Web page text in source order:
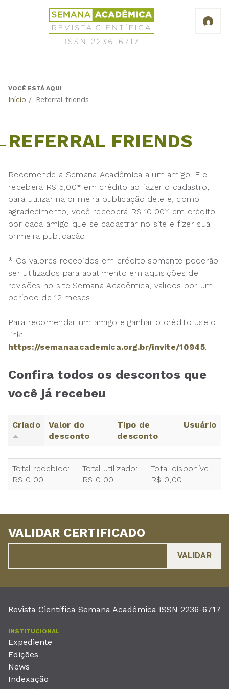
Revista
Científica
Semana
6717
Back
VOCÊ ESTÁ AQUI
Início / Referral friends
REFERRAL FRIENDS
Recomende a Semana Acadêmica a um amigo. Ele
receberá R$ 5,00* em crédito ao fazer o cadastro,
para utilizar na primeira publicação dele e, como
agradecimento, você receberá R$ 10,00* em crédito
por cada amigo que se cadastrar no site e fizer sua
primeira publicação.
* Os valores recebidos em crédito somente poderão
ser utilizados para abatimento em aquisições de
revisões no site Semana Acadêmica, válidos por um
período de 12 meses.
Para recomendar um amigo e ganhar o crédito use o
link:
https://semanaacademica.org.br/invite/10945.
Confira todos os descontos que
você já recebeu
Criado
Valor do
desconto
Tipo de
desconto
Usuário
Total recebido:
R$ 0,00
Total utilizado:
R$ 0,00
Total disponível:
R$ 0,00
VALIDAR CERTIFICADO
Revista Científica Semana Acadêmica ISSN 2236-6717
INSTITUCIONAL
Expediente
Edições
News
Indexação